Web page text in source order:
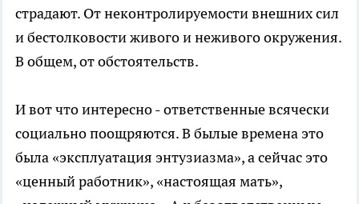
страдают. От неконтролируемости внешних сил
и бестолковости живого и неживого окружения.
В общем, от обстоятельств.
И вот что интересно - ответственные всячески
социально поощряются. В былые времена это
была «эксплуатация энтузиазма», а сейчас это
«ценный работник», «настоящая мать»,